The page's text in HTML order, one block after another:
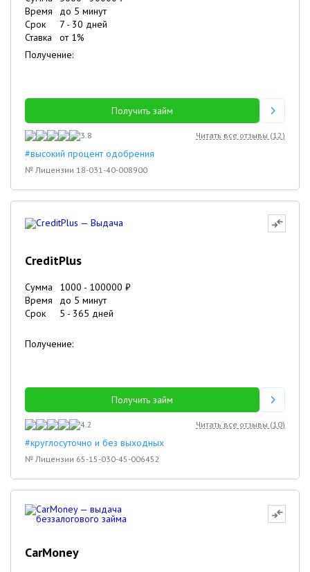
Время
до 5 минут
Срок
7 - 30 дней
Ставка
от 1%
Получение:
Получить займ
3.8 Читать все отзывы (12)
#высокий процент одобрения
№ Лицензии 18-031-40-008900
CreditPlus
Сумма 1000 - 100000 ₽
Время
до 5 минут
Срок
5 - 365 дней
Получение:
Получить займ
4.2 Читать все отзывы (10)
#круглосуточно и без выходных
№ Лицензии 65-15-030-45-006452
CarMoney